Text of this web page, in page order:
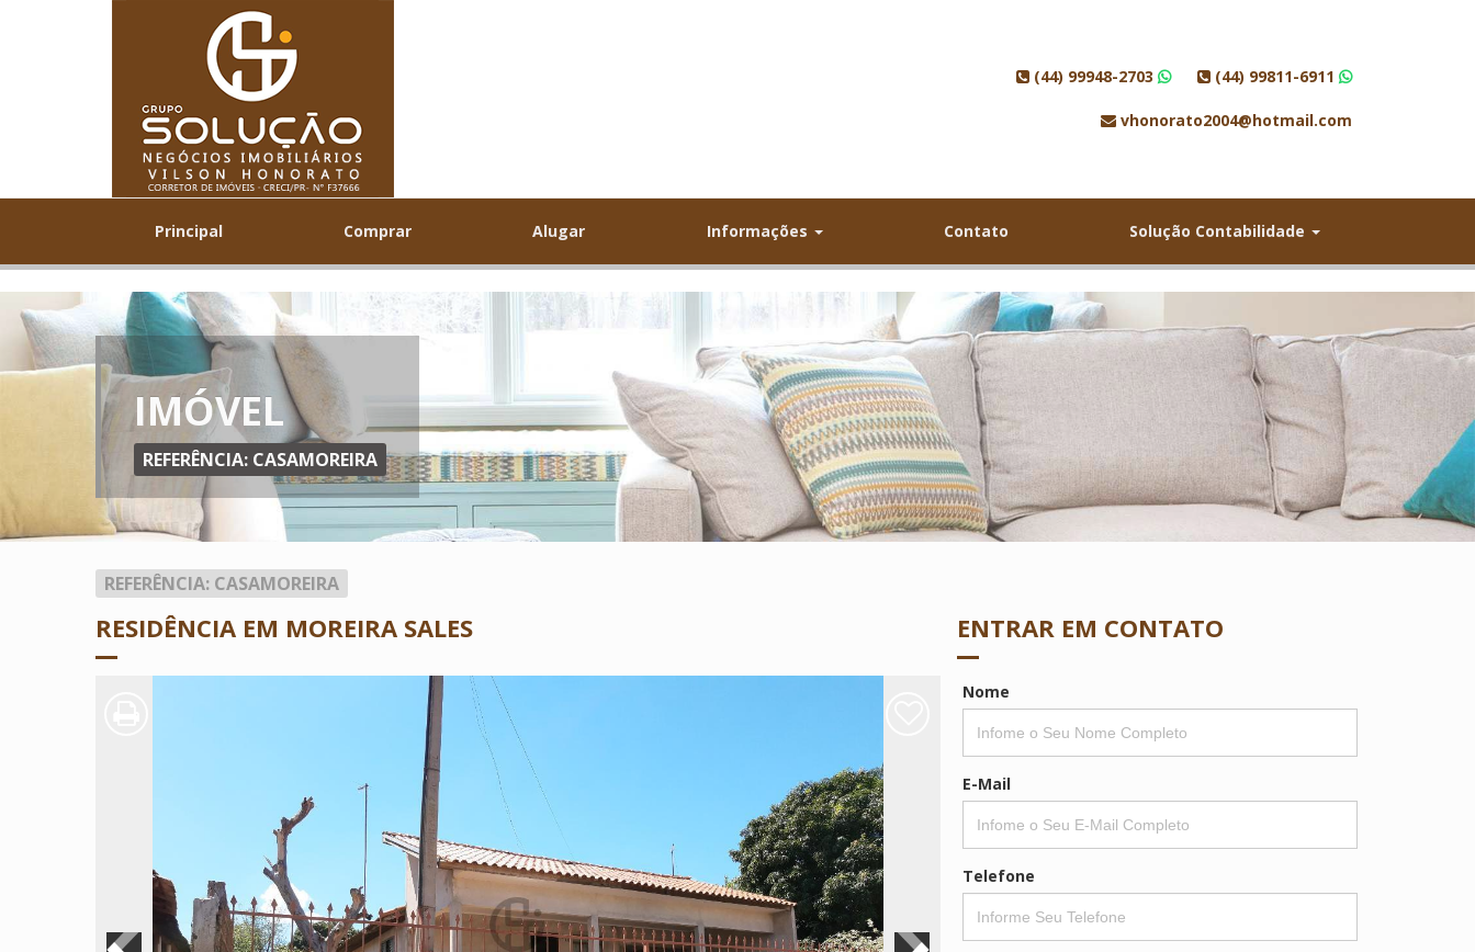
(44) 99948-2703 (44) 99811-6911
vhonorato2004@hotmail.com
Principal Comprar Alugar Informações Contato Solução Contabilidade
IMÓVEL
REFERÊNCIA: CASAMOREIRA
REFERÊNCIA: CASAMOREIRA
RESIDÊNCIA EM MOREIRA SALES ENTRAR EM CONTATO
Nome
E-Mail
Telefone